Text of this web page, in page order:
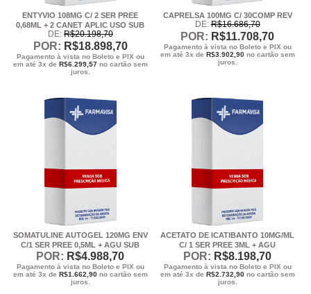
ENTYVIO 108MG C/ 2 SER PREE
0,68ML + 2 CANET APLIC USO SUB
DE: R$20.198,70
POR: R$18.898,70
Pagamento à vista no Boleto e PIX ou
em até 3x de R$6.299,57no cartão sem
juros.
CAPRELSA 100MG C/ 30COMP REV
DE: R$16.686,70
POR: R$11.708,70
Pagamento à vista no Boleto e PIX ou
em até 3x de R$3.902,90no cartão sem
juros.
SOMATULINE AUTOGEL 120MG ENV
C/1 SER PREE 0,5ML + AGU SUB
POR: R$4.988,70
Pagamento à vista no Boleto e PIX ou
em até 3x de R$1.662,90no cartão sem
juros.
ACETATO DE ICATIBANTO 10MG/ML
C/ 1 SER PREE 3ML + AGU
POR: R$8.198,70
Pagamento à vista no Boleto e PIX ou
em até 3x de R$2.732,90no cartão sem
juros.